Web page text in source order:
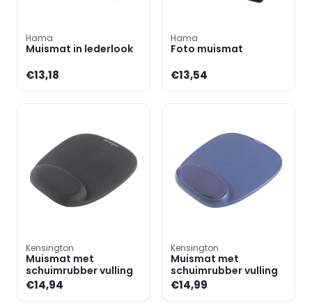
Hama
Muismat in lederlook
€13,18
Hama
Foto muismat
€13,54
Kensington
Muismat met
schuimrubber vulling
€14,94
Kensington
Muismat met
schuimrubber vulling
€14,99